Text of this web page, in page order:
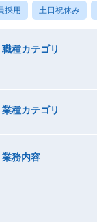
採用 土日祝休み
職種カテゴリ
業種カテゴリ
業務内容